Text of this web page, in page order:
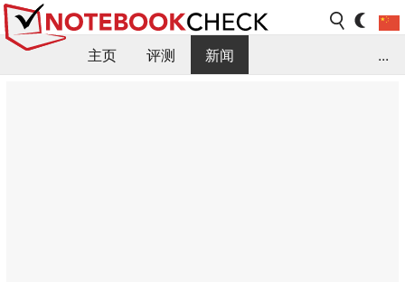
主页 评测
新闻
...